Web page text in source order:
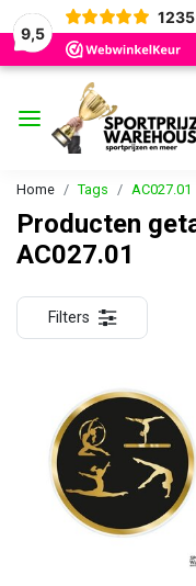
9,5
1235
Home Tags AC027.01
Producten
AC027.01
Filters